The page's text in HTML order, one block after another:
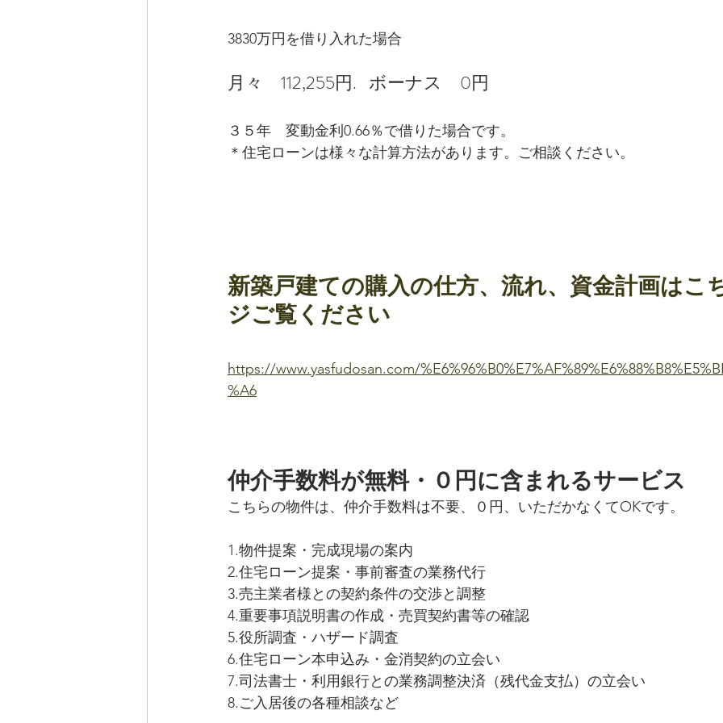
3830万円を借り入れた場合
月々　112,255円.   ボーナス　0円
３５年　変動金利0.66％で借りた場合です。
＊住宅ローンは様々な計算方法があります。ご相談ください。
新築戸建ての購入の仕方、流れ、資金計画はこ
ジご覧ください
https://www.yasfudosan.com/
%A6
仲介手数料が無料・０円に含まれるサービス
こちらの物件は、仲介手数料は不要、０円、いただかなくてOKです。
1.物件提案・完成現場の案内
2.住宅ローン提案・事前審査の業務代行
3.売主業者様との契約条件の交渉と調整
4.重要事項説明書の作成・売買契約書等の確認
5.役所調査・ハザード調査
6.住宅ローン本申込み・金消契約の立会い
7.司法書士・利用銀行との業務調整決済（残代金支払）の立会い
8.ご入居後の各種相談など